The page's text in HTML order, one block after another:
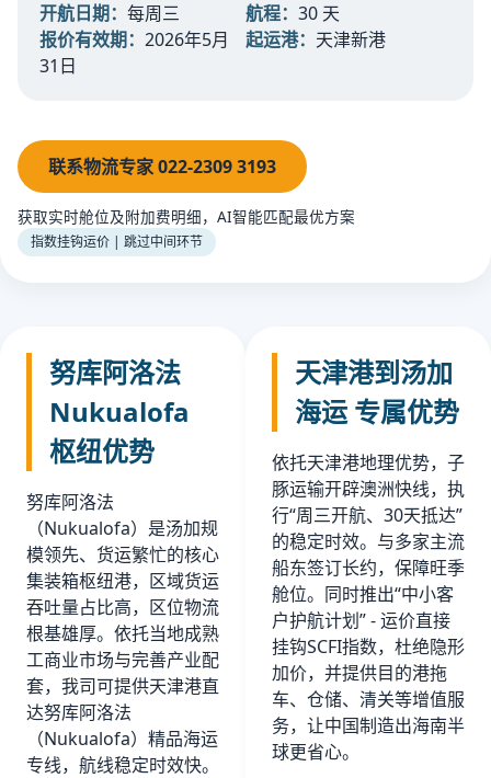
开航日期： 每周三 航程： 30 天
报价有效期： 2026年5月
31日
起运港： 天津新港
联系物流专家 022-2309 3193
获取实时舱位及附加费明细，AI智能匹配最优方案
指数挂钩运价 | 跳过中间环节
努库阿洛法
Nukualofa
枢纽优势
努库阿洛法
（Nukualofa）是汤加规
模领先、货运繁忙的核心
集装箱枢纽港，区域货运
吞吐量占比高，区位物流
根基雄厚。依托当地成熟
工商业市场与完善产业配
套，我司可提供天津港直
达努库阿洛法
（Nukualofa）精品海运
专线，航线稳定时效快。
天津港到汤加
海运 专属优势
依托天津港地理优势，子
豚运输开辟澳洲快线，执
行“周三开航、30天抵达”
的稳定时效。与多家主流
船东签订长约，保障旺季
舱位。同时推出“中小客
户护航计划” - 运价直接
挂钩SCFI指数，杜绝隐形
加价，并提供目的港拖
车、仓储、清关等增值服
务，让中国制造出海南半
球更省心。